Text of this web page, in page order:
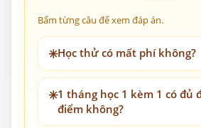
Bấm từng câu để xem đáp án.
✳️Học thử có mất phí không?
✳️1 tháng học 1 kèm 1 có đủ
điểm không?